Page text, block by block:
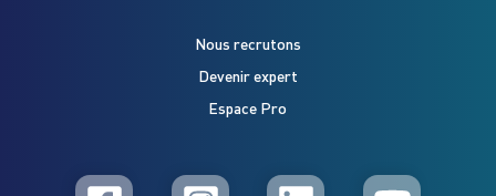
Nous recrutons
Devenir expert
Espace Pro